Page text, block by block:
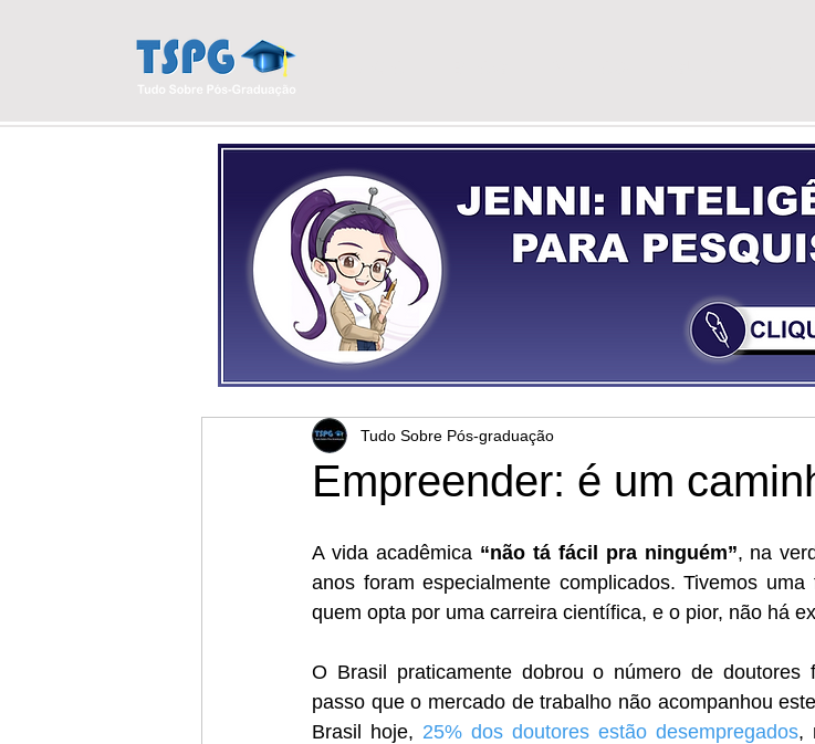
Empreender: é um
Tudo Sobre Pós-graduação
A vida acadêmica “não tá fácil pra ninguém”, na
anos foram especialmente complicados. Tivemos
quem opta por uma carreira científica, e o pior, não há
O Brasil praticamente dobrou o número de
passo que o mercado de trabalho não acompanhou
Brasil hoje, 25% dos doutores estão desempregados,